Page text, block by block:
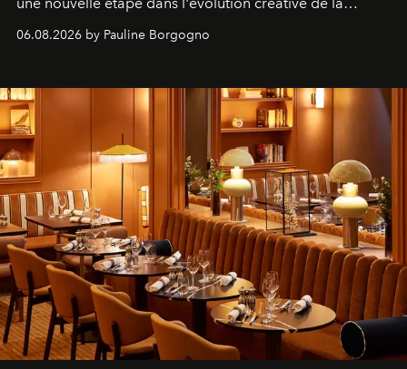
une nouvelle étape dans l'évolution créative de la
06.08.2026 by Pauline Borgogno